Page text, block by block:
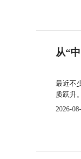
从“
最近不
质跃升
2026-